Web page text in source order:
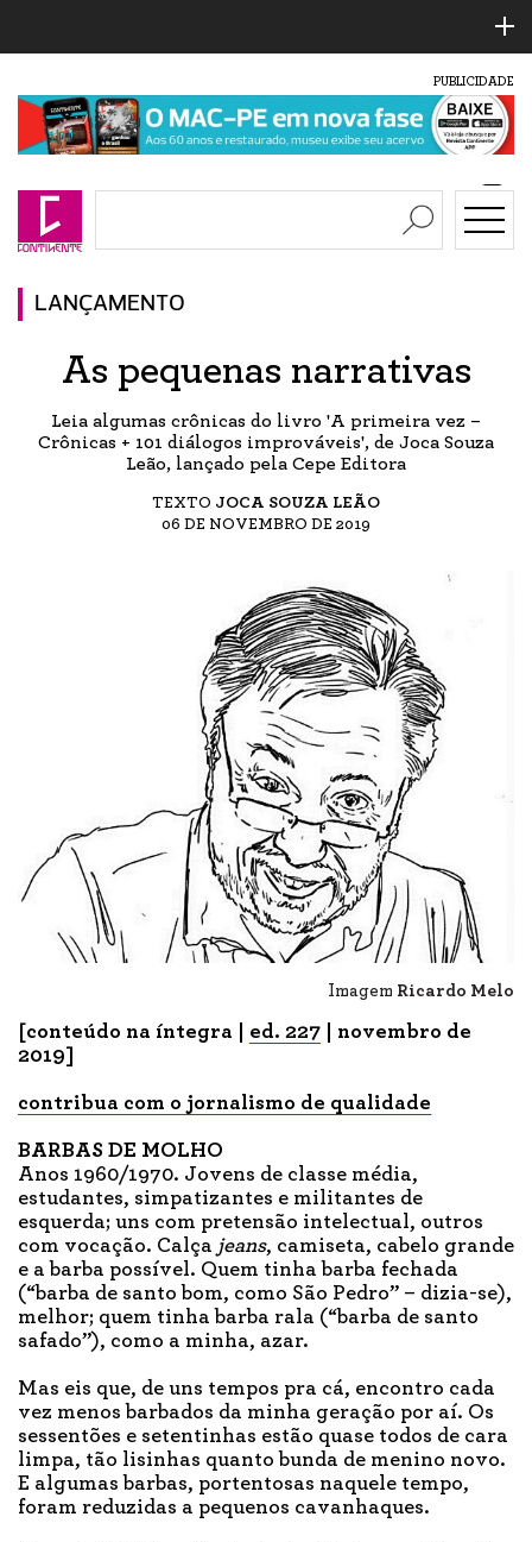
PUBLICIDADE
LANÇAMENTO
As pequenas narrativas
Leia algumas crônicas do livro 'A primeira vez –
Crônicas + 101 diálogos improváveis', de Joca Souza
Leão, lançado pela Cepe Editora
TEXTO JOCA SOUZA LEÃO
06 DE NOVEMBRO DE 2019
Imagem Ricardo Melo
[conteúdo na íntegra | ed. 227 novembro de
2019]
contribua com o jornalismo de qualidade
BARBAS DE MOLHO
Anos 1960/1970. Jovens de classe média,
estudantes, simpatizantes e militantes de
esquerda; uns com pretensão intelectual, outros
com vocação. Calça jeans, camiseta, cabelo grande
e a barba possível. Quem tinha barba fechada
(“barba de santo bom, como São Pedro” – dizia-se),
melhor; quem tinha barba rala (“barba de santo
safado”), como a minha, azar.
Mas eis que, de uns tempos pra cá, encontro cada
vez menos barbados da minha geração por aí. Os
sessentões e setentinhas estão quase todos de cara
limpa, tão lisinhas quanto bunda de menino novo.
E algumas barbas, portentosas naquele tempo,
foram reduzidas a pequenos cavanhaques.